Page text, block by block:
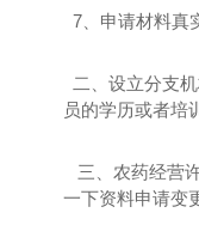
7、申请材料真
二、设立分支
员的学历或者培
三、农药经营
一下资料申请变